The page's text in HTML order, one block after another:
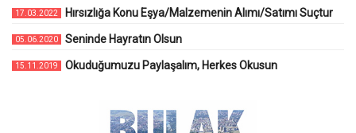
17.03.2022 Hırsızlığa Konu Eşya/Malzemenin Alımı/Satımı Suçtur
05.06.2020 Seninde Hayratın Olsun
15.11.2019 Okuduğumuzu Paylaşalım, Herkes Okusun